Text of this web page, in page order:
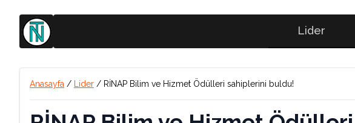
Lider
Anasayfa / Lider / RİNAP Bilim ve Hizmet Ödülleri sahiplerini buldu!